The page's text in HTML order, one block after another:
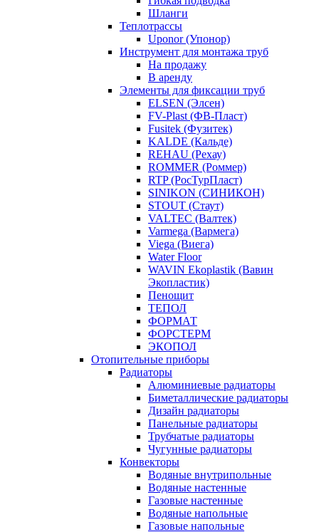
Шланги
Теплотрассы
Uponor (Упонор)
Инструмент для монтажа труб
На продажу
В аренду
Элементы для фиксации труб
ELSEN (Элсен)
FV-Plast (ФВ-Пласт)
Fusitek (Фузитек)
KALDE (Кальде)
REHAU (Рехау)
ROMMER (Роммер)
RTP (РосТурПласт)
SINIKON (СИНИКОН)
STOUT (Стаут)
VALTEC (Валтек)
Varmega (Вармега)
Viega (Виега)
Water Floor
WAVIN Ekoplastik (Вавин
Экопластик)
Пенощит
ТЕПОЛ
ФОРМАТ
ФОРСТЕРМ
ЭКОПОЛ
Отопительные приборы
Радиаторы
Алюминиевые радиаторы
Биметаллические радиаторы
Дизайн радиаторы
Панельные радиаторы
Трубчатые радиаторы
Чугунные радиаторы
Конвекторы
Водяные внутрипольные
Водяные настенные
Газовые настенные
Водяные напольные
Газовые напольные